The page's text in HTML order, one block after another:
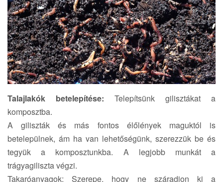
Talajlakók betelepítése: Telepítsünk gilisztákat a
komposztba.
A giliszták és más fontos élőlények maguktól is
betelepülnek, ám ha van lehetőségünk, szerezzük be és
tegyük a komposztunkba. A legjobb munkát a
trágyagiliszta végzi.
Takaróanyagok: Szerepe, hogy ne száradjon ki a